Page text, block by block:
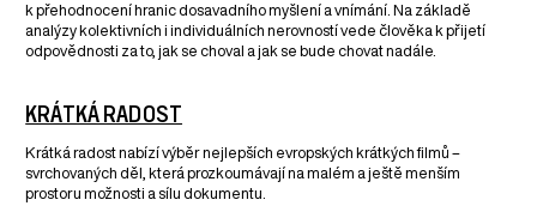
k přehodnocení hranic dosavadního myšlení a vnímání. Na základě
analýzy kolektivních i individuálních nerovností vede člověka k přijetí
odpovědnosti za to, jak se choval a jak se bude chovat nadále.
KRÁTKÁ RADOST
Krátká radost nabízí výběr nejlepších evropských krátkých filmů –
svrchovaných děl, která prozkoumávají na malém a ještě menším
prostoru možnosti a sílu dokumentu.